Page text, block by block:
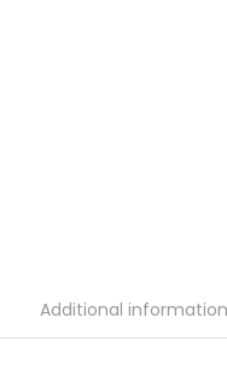
Additional information